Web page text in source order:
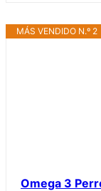
MÁS VENDIDO N.º 2
Omega 3